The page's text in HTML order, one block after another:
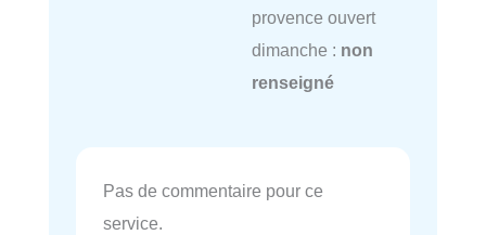
provence ouvert
dimanche : non
renseigné
Pas de commentaire pour ce
service.